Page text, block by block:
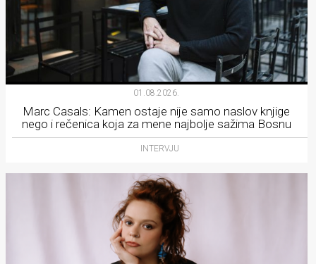
01.08.2026.
Marc Casals: Kamen ostaje nije samo naslov knjige
nego i rečenica koja za mene najbolje sažima Bosnu
INTERVJU